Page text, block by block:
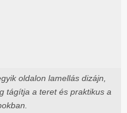
oldalon lamellás dizájn,
tágítja a teret és praktikus a